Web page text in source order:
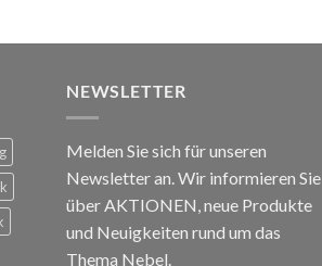
NEWSLETTER
Melden Sie sich für unseren
Newsletter an. Wir informieren Sie
über AKTIONEN, neue Produkte
und Neuigkeiten rund um das
Thema Nebel.